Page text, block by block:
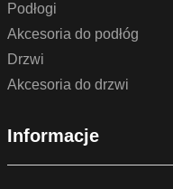
Podłogi
Akcesoria do podłóg
Drzwi
Akcesoria do drzwi
Informacje